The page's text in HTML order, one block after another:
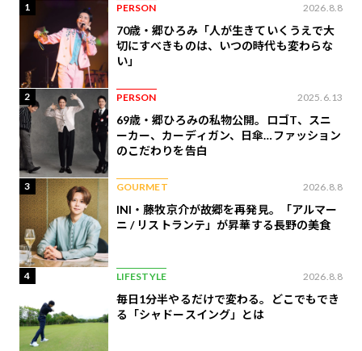
1 PERSON 2026.8.8
70歳・郷ひろみ「人が生きていくうえで大
切にすべきものは、いつの時代も変わらな
い」
2 PERSON 2025.6.13
69歳・郷ひろみの私物公開。ロゴT、スニ
ーカー、カーディガン、日傘…ファッション
のこだわりを告白
3 GOURMET 2026.8.8
INI・藤牧京介が故郷を再発見。「アルマー
ニ / リストランテ」が昇華する長野の美食
4 LIFESTYLE 2026.8.8
毎日1分半やるだけで変わる。どこでもでき
る「シャドースイング」とは